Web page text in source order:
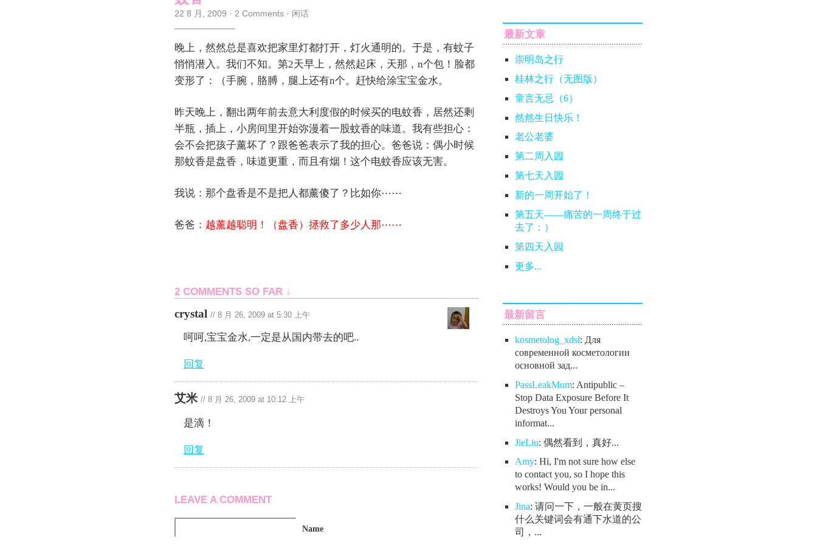
22 8 月, 2009 · 2 Comments · 闲话
晚上，然然总是喜欢把家里灯都打开，灯火通明的。于是，有蚊子
悄悄潜入。我们不知。第2天早上，然然起床，天那，n个包！脸都
变形了：（手腕，胳膊，腿上还有n个。赶快给涂宝宝金水。
昨天晚上，翻出两年前去意大利度假的时候买的电蚊香，居然还剩
半瓶，插上，小房间里开始弥漫着一股蚊香的味道。我有些担心：
会不会把孩子薰坏了？跟爸爸表示了我的担心。爸爸说：偶小时候
那蚊香是盘香，味道更重，而且有烟！这个电蚊香应该无害。
我说：那个盘香是不是把人都薰傻了？比如你⋯⋯
爸爸： 越薰越聪明！（盘香）拯救了多少人那⋯ ⋯
2 COMMENTS SO FAR ↓
crystal // 8 月 26, 2009 at 5:30 上午
呵呵,宝宝金水,一定是从国内带去的吧..
回复
艾米 // 8 月 26, 2009 at 10:12 上午
是滴！
回复
LEAVE A COMMENT
Name
最新文章
崇明岛之行
桂林之行（无图版）
童言无忌（6）
然然生日快乐！
老公老婆
第二周入园
第七天入园
新的一周开始了！
第五天——痛苦的一周终于过
去了：）
第四天入园
更多...
最新留言
kosmetolog_xdsl: Для
современной косметологии
основной зад...
PassLeakMum: Antipublic –
Stop Data Exposure Before It
Destroys You Your personal
informat...
JieLiu: 偶然看到，真好...
Amy: Hi, I'm not sure how else
to contact you, so I hope this
works! Would you be in...
Jina: 请问一下，一般在黄页搜
什么关键词会有通下水道的公
司，...